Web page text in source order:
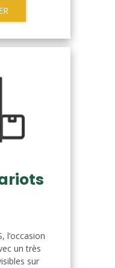
l’occasion
un très
sur